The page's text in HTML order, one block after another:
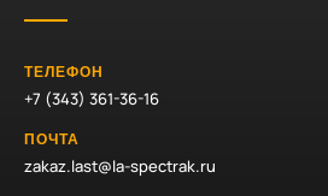
ТЕЛЕФОН
+7 (343) 361-36-16
ПОЧТА
zakaz.last@la-spectrak.ru